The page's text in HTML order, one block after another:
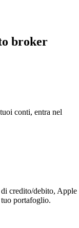
broker
conti, entra nel
credito/debito, Apple
portafoglio.